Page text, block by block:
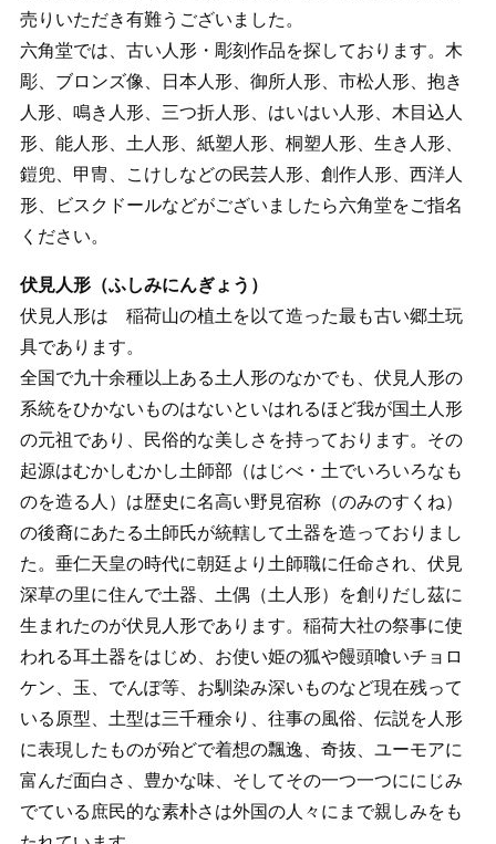
売りいただき有難うございました。
六角堂では、古い人形・彫刻作品を探しております。木
彫、ブロンズ像、日本人形、御所人形、市松人形、抱き
人形、鳴き人形、三つ折人形、はいはい人形、木目込人
形、能人形、土人形、紙塑人形、桐塑人形、生き人形、
鎧兜、甲冑、こけしなどの民芸人形、創作人形、西洋人
形、ビスクドールなどがございましたら六角堂をご指名
ください。
伏見人形（ふしみにんぎょう）
伏見人形は 稲荷山の植土を以て造った最も古い郷土玩
具であります。
全国で九十余種以上ある土人形のなかでも、伏見人形の
系統をひかないものはないといはれるほど我が国土人形
の元祖であり、民俗的な美しさを持っております。その
起源はむかしむかし土師部（はじべ・土でいろいろなも
のを造る人）は歴史に名高い野見宿称（のみのすくね）
の後裔にあたる土師氏が統轄して土器を造っておりまし
た。垂仁天皇の時代に朝廷より土師職に任命され、伏見
深草の里に住んで土器、土偶（土人形）を創りだし茲に
生まれたのが伏見人形であります。稲荷大社の祭事に使
われる耳土器をはじめ、お使い姫の狐や饅頭喰いチョロ
ケン、玉、でんぽ等、お馴染み深いものなど現在残って
いる原型、土型は三千種余り、往事の風俗、伝説を人形
に表現したものが殆どで着想の飄逸、奇抜、ユーモアに
富んだ面白さ、豊かな味、そしてその一つ一つににじみ
でている庶民的な素朴さは外国の人々にまで親しみをも